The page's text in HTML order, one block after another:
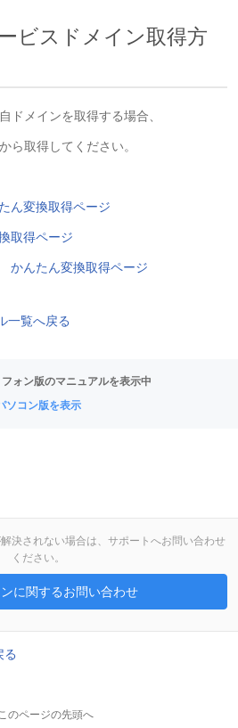
ビスドメイン取得方
ドメインを取得する場合、
ら取得してください。
ん変換取得ページ
取得ページ
かんたん変換取得ページ
一覧へ戻る
ォン版のマニュアルを表示中
ソコン版を表示
決されない場合は、サポートへお問い合わせ
ください。
に関するお問い合わせ
る
このページの先頭へ